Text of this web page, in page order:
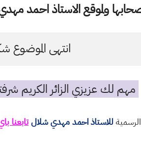
ولموقع الاستاذ احمد
انتهى
مهم لك عزيزي الزائر الكريم
للاستاذ احمد مهدي شلالتابعنا